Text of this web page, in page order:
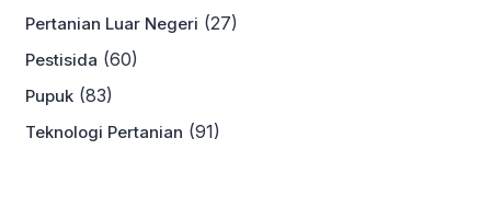
Pertanian Luar Negeri (27)
Pestisida (60)
Pupuk (83)
Teknologi Pertanian (91)